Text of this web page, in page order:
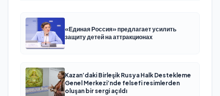
«Единая Россия» предлагает усилить
защиту детей на аттракционах
Kazan’daki Birleşik Rusya Halk Destekleme
Genel Merkezi’nde felsefi resimlerden
oluşan bir sergi açıldı